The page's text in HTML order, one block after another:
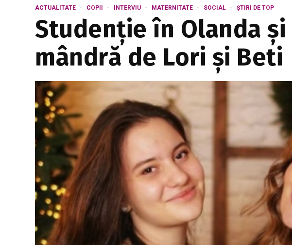
ACTUALITATE COPII INTERVIU MATERNITATE SOCIAL ȘTIRI DE TOP
Studenție în Olanda
mândră de Lori și Beti